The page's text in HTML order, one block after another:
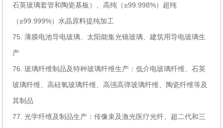
石英玻璃套管和陶瓷基板）、高纯（≥99.998%）超纯
（≥99.999%）水晶原料提纯加工
75. 薄膜电池导电玻璃、太阳能集光镜玻璃、建筑用导电玻璃生
产
76. 玻璃纤维制品及特种玻璃纤维生产：低介电玻璃纤维、石英
玻璃纤维、高硅氧玻璃纤维、高强高弹玻璃纤维、陶瓷纤维等及
其制品
77. 光学纤维及制品生产：传像束及激光医疗光纤、超二代和三